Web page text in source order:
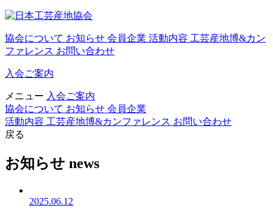
協会について お知らせ 会員企業 活動内容 工芸産地博&カン
ファレンス お問い合わせ
入会ご案内
メニュー 入会ご案内
協会について お知らせ 会員企業
活動内容 工芸産地博&カンファレンス お問い合わせ
戻る
お知らせ news
2025.06.12